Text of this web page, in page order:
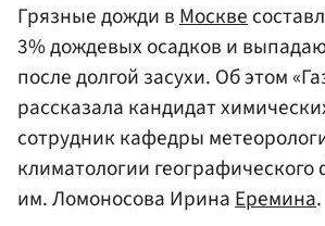
Грязные дожди вМоскве
3% дождевых осадков и
после долгой засухи. Об этом
рассказала кандидат
сотрудник кафедры
климатологии географического
им. Ломоносова ИринаЕремина.